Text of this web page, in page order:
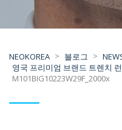
NEOKOREA > 블로그 >
영국 프리미엄 브랜드 트렌치
M101BIG10223W29F_2000x